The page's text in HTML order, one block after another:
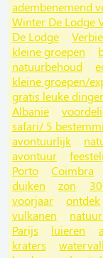
adembenemend
Winter De Lodge
De Lodge
kleine groepen
natuurbehoud
kleine groepen/
gratis leuke
Albanië
safari/ 5
avontuurlijk
avontuur
Porto
Coimbra
duiken
zon
voorjaar
ontdek
vulkanen
Parijs
luieren
kraters